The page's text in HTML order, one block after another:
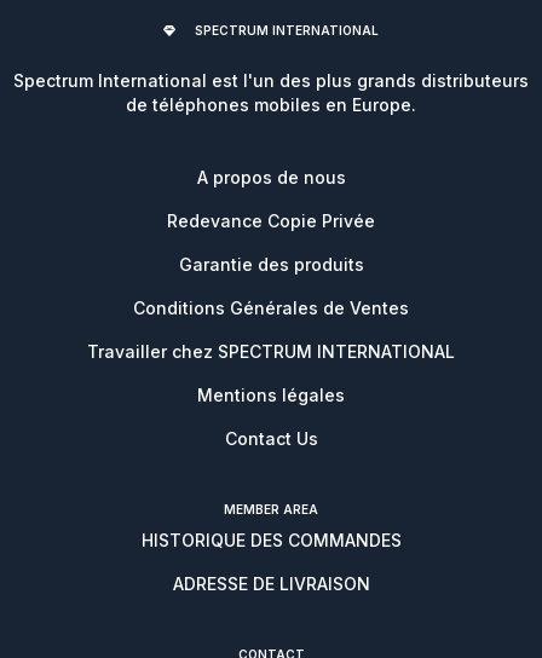
SPECTRUM INTERNATIONAL
Spectrum International est l'un des plus grands distributeurs
de téléphones mobiles en Europe.
A propos de nous
Redevance Copie Privée
Garantie des produits
Conditions Générales de Ventes
Travailler chez SPECTRUM INTERNATIONAL
Mentions légales
Contact Us
MEMBER AREA
HISTORIQUE DES COMMANDES
ADRESSE DE LIVRAISON
CONTACT